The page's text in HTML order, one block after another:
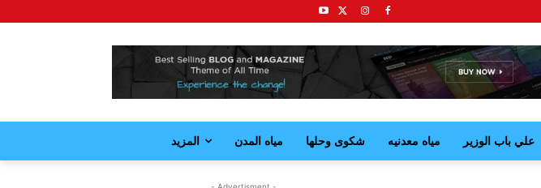
علي باب الوزير مياه معدنيه شكوى وحلها مياه المدن المزيد